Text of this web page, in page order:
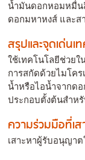
น้ำมันดอกหอมหมื่น
ดอกมหาหงส์ และส
สรุปและจุดเด่นเ
ใช้เทคโนโลยีช่วย
การสกัดด้วยไมโค
น้ำหรือไอน้ำจากด
ประกอบตั้งต้นสำหรั
ความร่วมมือที่เส
เสาะหาผู้รับอนุญา